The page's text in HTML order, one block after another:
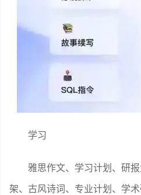
学习
雅思作文、学习计划、研
架、古风诗词、专业计划、学术